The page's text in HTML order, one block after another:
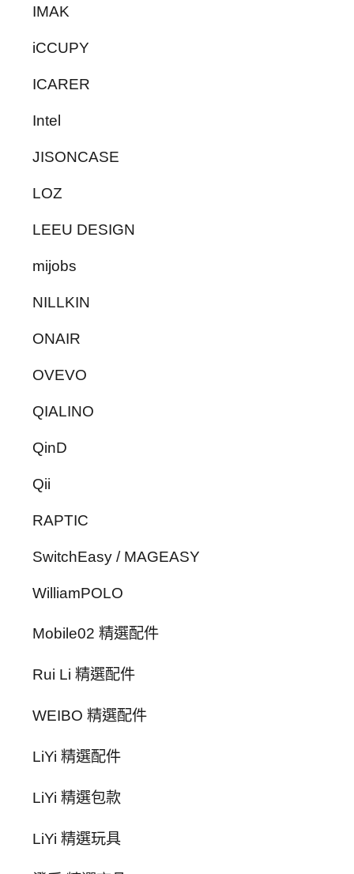
IMAK
iCCUPY
ICARER
Intel
JISONCASE
LOZ
LEEU DESIGN
mijobs
NILLKIN
ONAIR
OVEVO
QIALINO
QinD
Qii
RAPTIC
SwitchEasy / MAGEASY
WilliamPOLO
Mobile02 精選配件
Rui Li 精選配件
WEIBO 精選配件
LiYi 精選配件
LiYi 精選包款
LiYi 精選玩具